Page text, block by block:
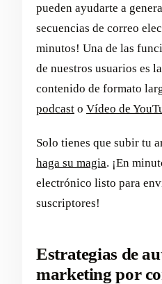
pueden ayudarte a
secuencias de correo
minutos! Una de las
de nuestros usuarios es
contenido de formato
podcast o Vídeo de
Solo tienes que subir tu
haga su magia. ¡En
electrónico listo para
suscriptores!
Estrategias de
marketing por